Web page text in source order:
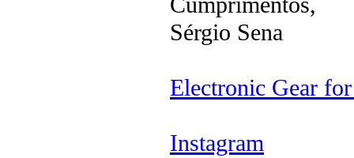
Sérgio Sena
Electronic Gear
Instagram